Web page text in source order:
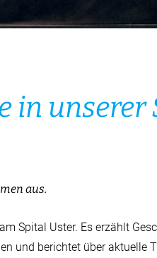
in
aus.
Spital Uster. Es erzählt
und berichtet über aktuelle